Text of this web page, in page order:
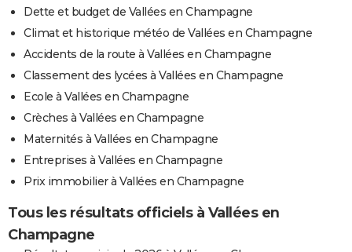
Dette et budget de Vallées en Champagne
Climat et historique météo de Vallées en Champagne
Accidents de la route à Vallées en Champagne
Classement des lycées à Vallées en Champagne
Ecole à Vallées en Champagne
Crèches à Vallées en Champagne
Maternités à Vallées en Champagne
Entreprises à Vallées en Champagne
Prix immobilier à Vallées en Champagne
Tous les résultats officiels à Vallées en
Champagne